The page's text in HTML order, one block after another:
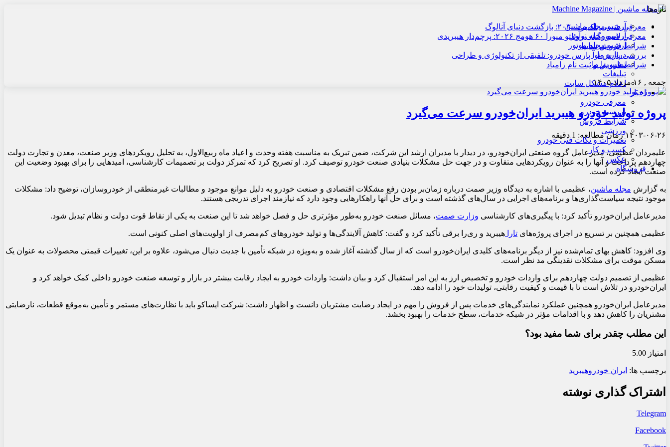
آرشیو مجله ماشین
آرشیو مجله نوآور
آرشیو مجله موتور
درباره ما
تماس با ما
تبلیغات
اعلام مشکل سایت
اخبار
معرفی خودرو
بررسی خودرو
شرایط فروش
ورزشی
تعمیرات و نکات فنی خودرو
کسب و کار
عکس
فروشگاه
تازه‌ها
معرفی هنسی بلک‌برد ۲۰۳۰: بازگشت دنیای آنالوگ
معرفی لامبورگینی روئلتو میورا ۶۰ هومج ۲۰۲۶: پرچم‌دار هیبریدی
شرایط فروش سایپا
بررسی پارس نوآ پارس خودرو: تلفیقی از تکنولوژی و طراحی
شرایط فروش و ثبت نام زامیاد
جمعه , ۱۶ مرداد ۱۴۰۵
پروژه تولید خودرو هیبرید ایران‌خودرو سرعت می‌گیرد
۱۴۰۳-۰۶-۲۶زمان مطالعه: 1 دقیقه
علیمردان عظیمی، مدیرعامل گروه صنعتی ایران‌خودرو، در دیدار با مدیران ارشد این شرکت، ضمن تبریک به مناسبت هفته وحدت و اعیاد ماه ربیع‌الاول، به تحلیل رویکردهای وزیر صنعت، معدن و تجارت دولت
چهاردهم پرداخت و آنها را به عنوان رویکردهایی متفاوت و در جهت حل مشکلات بنیادی صنعت خودرو توصیف کرد. او تصریح کرد که تمرکز دولت بر تصمیمات کارشناسی، امیدهایی را برای بهبود وضعیت این
صنعت ایجاد کرده است.
به گزارش مجله ماشین، عظیمی با اشاره به دیدگاه وزیر صمت درباره زمان‌بر بودن رفع مشکلات اقتصادی و صنعت خودرو به دلیل موانع موجود و مطالبات غیرمنطقی از خودروسازان، توضیح داد: مشکلات
موجود نتیجه سیاست‌گذاری‌ها و برنامه‌های اجرایی در سال‌های گذشته است و برای حل آنها راهکارهایی وجود دارد که نیازمند اجرای تدریجی هستند.
مدیرعامل ایران‌خودرو تأکید کرد: با پیگیری‌های کارشناسی وزارت صمت، مسائل صنعت خودرو به‌طور مؤثرتری حل و فصل خواهد شد تا این صنعت به یکی از نقاط قوت دولت و نظام تبدیل شود.
عظیمی همچنین بر تسریع در اجرای پروژه‌های تارا هیبرید و ری‌را برقی تأکید کرد و گفت: کاهش آلایندگی‌ها و تولید خودروهای کم‌مصرف از اولویت‌های اصلی کنونی است.
وی افزود: کاهش بهای تمام‌شده نیز از دیگر برنامه‌های کلیدی ایران‌خودرو است که از سال گذشته آغاز شده و به‌ویژه در شبکه تأمین با جدیت دنبال می‌شود، علاوه بر این، تغییرات قیمتی محصولات به عنوان یک
مسکن موقت برای مشکلات نقدینگی مد نظر است.
عظیمی از تصمیم دولت چهاردهم برای واردات خودرو و تخصیص ارز به این امر استقبال کرد و بیان داشت: واردات خودرو به ایجاد رقابت بیشتر در بازار و توسعه صنعت خودرو داخلی کمک خواهد کرد و
ایران‌خودرو در تلاش است تا با قیمت و کیفیت رقابتی، تولیدات خود را ادامه دهد.
مدیرعامل ایران‌خودرو همچنین عملکرد نمایندگی‌های خدمات پس از فروش را مهم در ایجاد رضایت مشتریان دانست و اظهار داشت: شرکت ایساکو باید با نظارت‌های مستمر و تأمین به‌موقع قطعات، نارضایتی
مشتریان را کاهش دهد و با اقدامات مؤثر در شبکه خدمات، سطح خدمات را بهبود بخشد.
این مطلب چقدر برای شما مفید بود؟
امتیاز 5.00
برچسب ها: ایران خودروهیبرید
اشتراک گذاری نوشته
Telegram
Facebook